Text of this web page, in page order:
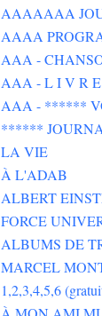
AAAAAAA
AAAA
AAA -
AAA - L I V R
AAA - ******
******
LA VIE
À L'ADAB
ALBERT
FORCE
ALBUMS DE
MARCEL
1,2,3,4,5,6